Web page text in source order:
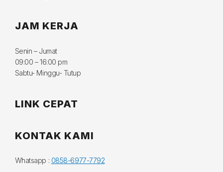
JAM KERJA
Senin – Jumat
09:00 – 16:00 pm
Sabtu- Minggu- Tutup
LINK CEPAT
KONTAK KAMI
Whatsapp : 0858-6977-7792